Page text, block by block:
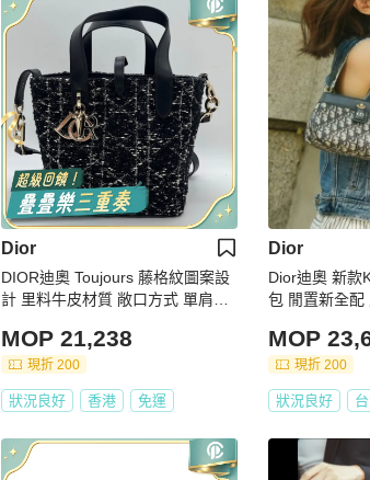
Dior
DIOR迪奧 Toujours 藤格紋圖案設
計 里料牛皮材質 敞口方式 單肩斜
袋吊牌
MOP 21,238
現折 200
狀況良好 香港 免運
Dior
Dior迪奧 新款
包 閒置新全配
MOP
現折 200
狀況良好